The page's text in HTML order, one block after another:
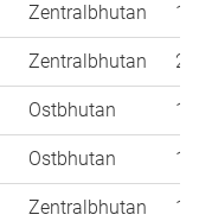
Zentralbhutan
Zentralbhutan
Ostbhutan
Ostbhutan
Zentralbhutan